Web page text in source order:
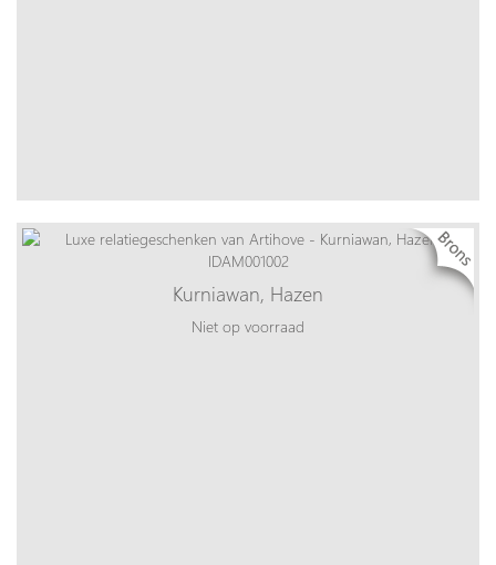
Kurniawan, Hazen
Niet op voorraad